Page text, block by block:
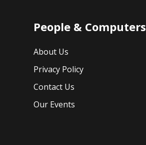
People & Computers
About Us
Privacy Policy
Contact Us
Our Events